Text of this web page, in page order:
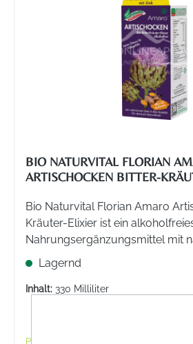
BIO NATURVITAL FLORIAN
ARTISCHOCKEN BITTER-
Bio Naturvital Florian Amaro
Kräuter-Elixier ist ein
Nahrungsergänzungsmittel mit
und Kurkuma. Unterstützt einen
Fettstoffwechsel und kann bei
Lagernd
Inhalt: 330 Milliliter
Preise inkl. MwSt. zzgl. Versandkosten